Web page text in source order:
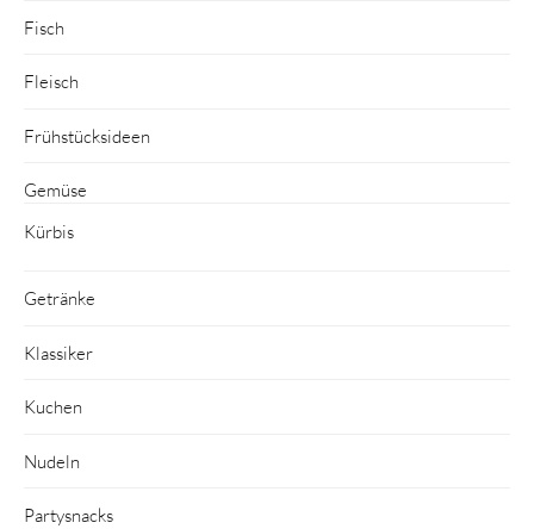
Fisch
Fleisch
Frühstücksideen
Gemüse
Kürbis
Getränke
Klassiker
Kuchen
Nudeln
Partysnacks